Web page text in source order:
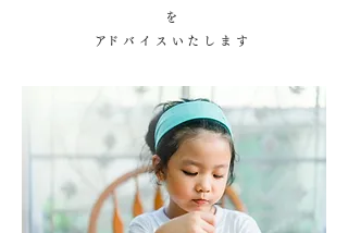
を
​アドバイスいたします